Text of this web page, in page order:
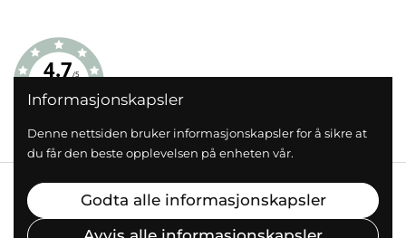
4.7/5
Opphavsrett © 2026Din Kjøkkenhage.
Drevet av Shopify
Informasjonskapsler
Denne nettsiden bruker informasjonskapsler for å sikre at
du får den beste opplevelsen på enheten vår.
Godta alle informasjonskapsler